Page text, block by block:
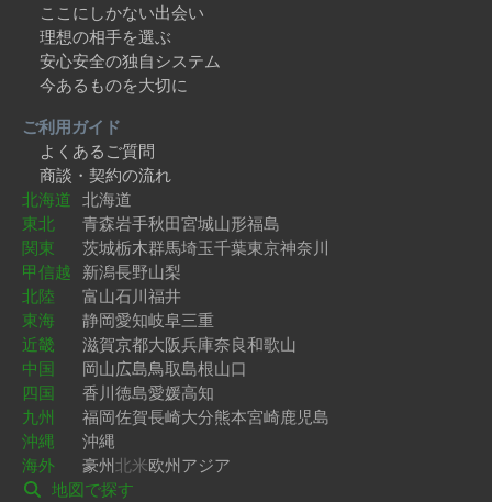
ここにしかない出会い
理想の相手を選ぶ
安心安全の独自システム
今あるものを大切に
ご利用ガイド
よくあるご質問
商談・契約の流れ
北海道 北海道
東北
青森岩手秋田宮城山形福島
関東
茨城栃木群馬埼玉千葉東京神奈川
甲信越 新潟長野山梨
北陸
富山石川福井
東海
静岡愛知岐阜三重
近畿
滋賀京都大阪兵庫奈良和歌山
中国
岡山広島鳥取島根山口
四国
香川徳島愛媛高知
九州
福岡佐賀長崎大分熊本宮崎鹿児島
沖縄
沖縄
海外
豪州北米欧州アジア
地図で探す